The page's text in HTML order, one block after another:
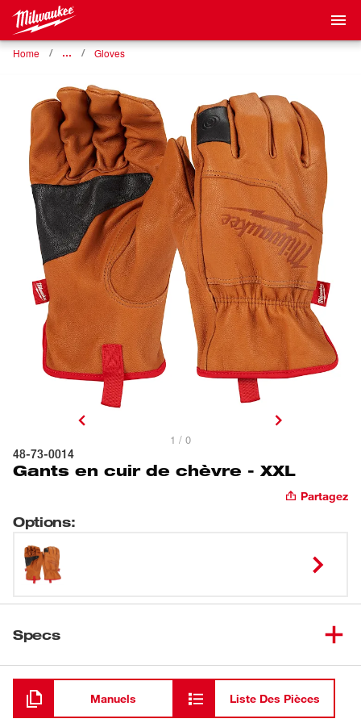
Home … Gloves
1 / 0
48-73-0014
Gants en cuir de chèvre - XXL
Partagez
Options:
Specs
Chargement
Manuels Liste Des Pièces